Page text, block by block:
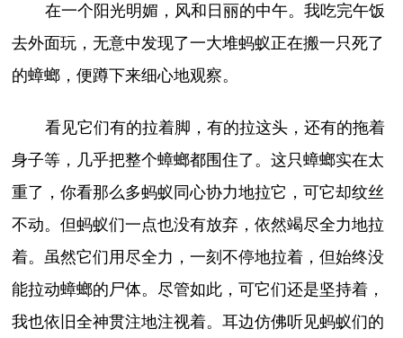
在一个阳光明媚，风和日丽的中午。我吃完午饭
去外面玩，无意中发现了一大堆蚂蚁正在搬一只死了
的蟑螂，便蹲下来细心地观察。
看见它们有的拉着脚，有的拉这头，还有的拖着
身子等，几乎把整个蟑螂都围住了。这只蟑螂实在太
重了，你看那么多蚂蚁同心协力地拉它，可它却纹丝
不动。但蚂蚁们一点也没有放弃，依然竭尽全力地拉
着。虽然它们用尽全力，一刻不停地拉着，但始终没
能拉动蟑螂的尸体。尽管如此，可它们还是坚持着，
我也依旧全神贯注地注视着。耳边仿佛听见蚂蚁们的